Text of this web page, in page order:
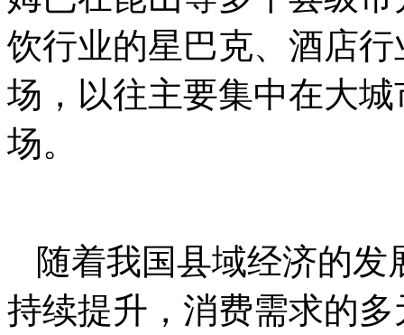
饮行业的星巴克、酒店
场，以往主要集中在大
场。
随着我国县域经济的
持续提升，消费需求的